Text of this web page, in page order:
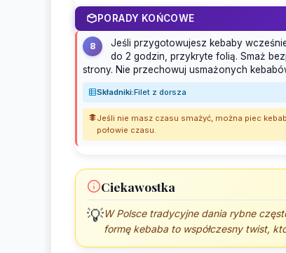
PORADY KOŃCOWE
8
Jeśli przygotowujesz kebaby
do 2 godzin, przykryte folią. Smaż
strony. Nie przechowuj usmażonych
Składniki:Filet z dorsza
Jeśli nie masz czasu smażyć, można piec
połowie czasu.
Ciekawostka
💡W Polsce tradycyjne dania rybne
formę kebaba to współczesny twist,